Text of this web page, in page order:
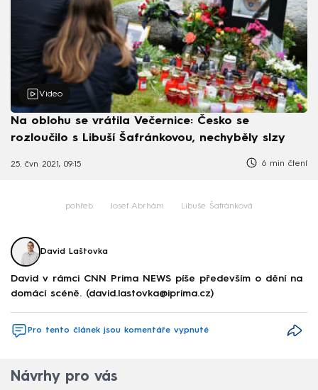
Video
Na oblohu se vrátila Večernice: Česko se
rozloučilo s Libuší Šafránkovou, nechyběly slzy
25. čvn 2021, 09:15 6 min čtení
pohřeb Josef Abrhám Libuše Šafránková
David Laštovka
David v rámci CNN Prima NEWS píše především o dění na
domácí scéně. (david.lastovka@iprima.cz)
Pro tento článek jsou komentáře vypnuté
Návrhy pro vás